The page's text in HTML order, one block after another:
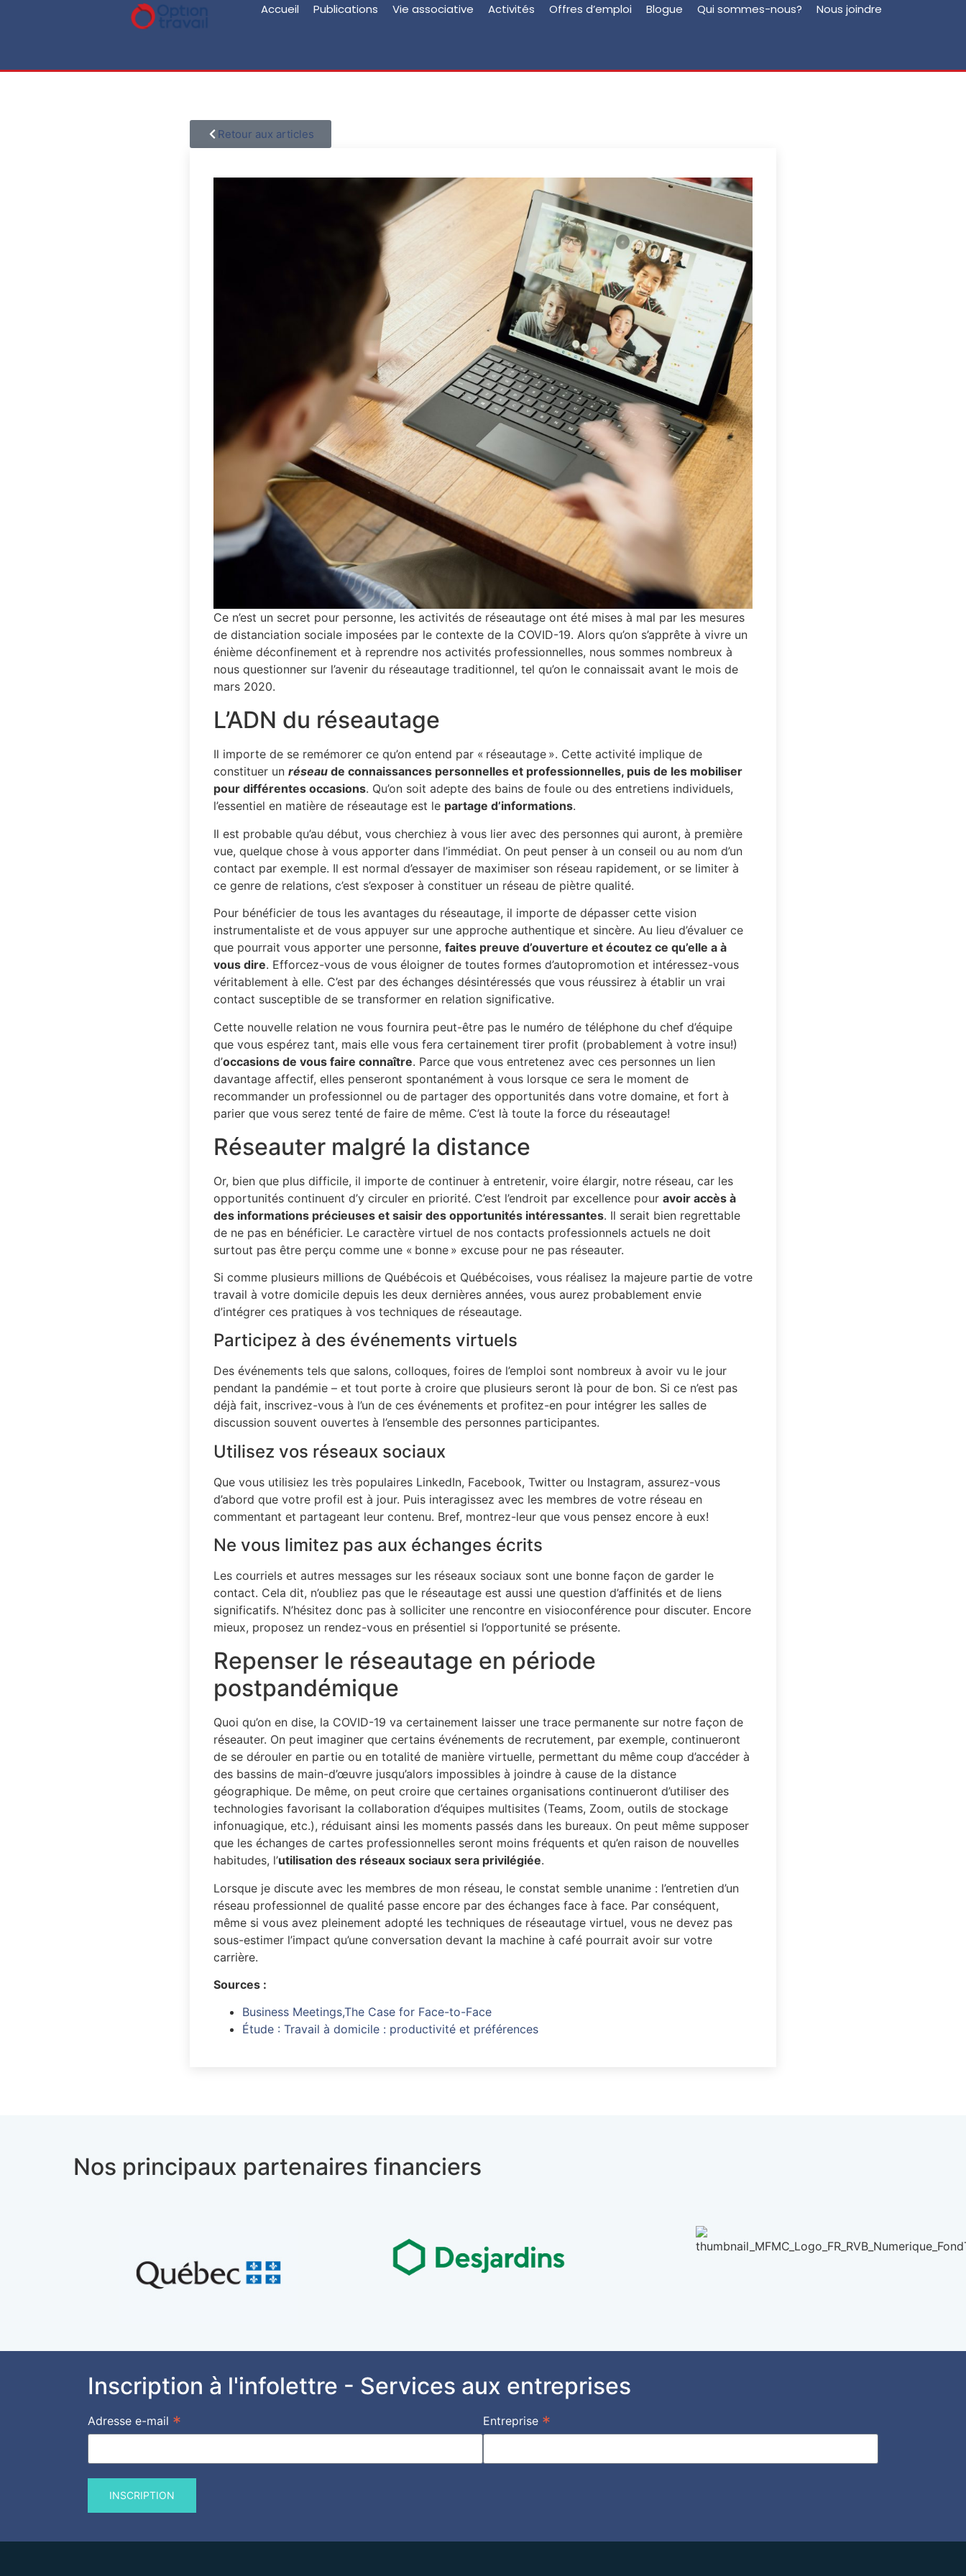
Accueil Publications Vie associative Activités Offres d’emploi Blogue Qui sommes-nous? Nous joindre
Retour aux articles
Ce n’est un secret pour personne, les activités de réseautage ont été mises à mal par les mesures
de distanciation sociale imposées par le contexte de la COVID-19. Alors qu’on s’apprête à vivre un
énième déconfinement et à reprendre nos activités professionnelles, nous sommes nombreux à
nous questionner sur l’avenir du réseautage traditionnel, tel qu’on le connaissait avant le mois de
mars 2020.
L’ADN du réseautage
Il importe de se remémorer ce qu’on entend par « réseautage ». Cette activité implique de
constituer un réseaude connaissances personnelles et professionnelles, puis de les mobiliser
pour différentes occasions. Qu’on soit adepte des bains de foule ou des entretiens individuels,
l’essentiel en matière de réseautage est le partage d’informations.
Il est probable qu’au début, vous cherchiez à vous lier avec des personnes qui auront, à première
vue, quelque chose à vous apporter dans l’immédiat. On peut penser à un conseil ou au nom d’un
contact par exemple. Il est normal d’essayer de maximiser son réseau rapidement, or se limiter à
ce genre de relations, c’est s’exposer à constituer un réseau de piètre qualité.
Pour bénéficier de tous les avantages du réseautage, il importe de dépasser cette vision
instrumentaliste et de vous appuyer sur une approche authentique et sincère. Au lieu d’évaluer ce
que pourrait vous apporter une personne, faites preuve d’ouverture et écoutez ce qu’elle a à
vous dire. Efforcez-vous de vous éloigner de toutes formes d’autopromotion et intéressez-vous
véritablement à elle. C’est par des échanges désintéressés que vous réussirez à établir un vrai
contact susceptible de se transformer en relation significative.
Cette nouvelle relation ne vous fournira peut-être pas le numéro de téléphone du chef d’équipe
que vous espérez tant, mais elle vous fera certainement tirer profit (probablement à votre insu!)
d’occasions de vous faire connaître. Parce que vous entretenez avec ces personnes un lien
davantage affectif, elles penseront spontanément à vous lorsque ce sera le moment de
recommander un professionnel ou de partager des opportunités dans votre domaine, et fort à
parier que vous serez tenté de faire de même. C’est là toute la force du réseautage!
Réseauter malgré la distance
Or, bien que plus difficile, il importe de continuer à entretenir, voire élargir, notre réseau, car les
opportunités continuent d’y circuler en priorité. C’est l’endroit par excellence pour avoir accès à
des informations précieuses et saisir des opportunités intéressantes. Il serait bien regrettable
de ne pas en bénéficier. Le caractère virtuel de nos contacts professionnels actuels ne doit
surtout pas être perçu comme une « bonne » excuse pour ne pas réseauter.
Si comme plusieurs millions de Québécois et Québécoises, vous réalisez la majeure partie de votre
travail à votre domicile depuis les deux dernières années, vous aurez probablement envie
d’intégrer ces pratiques à vos techniques de réseautage.
Participez à des événements virtuels
Des événements tels que salons, colloques, foires de l’emploi sont nombreux à avoir vu le jour
pendant la pandémie – et tout porte à croire que plusieurs seront là pour de bon. Si ce n’est pas
déjà fait, inscrivez-vous à l’un de ces événements et profitez-en pour intégrer les salles de
discussion souvent ouvertes à l’ensemble des personnes participantes.
Utilisez vos réseaux sociaux
Que vous utilisiez les très populaires LinkedIn, Facebook, Twitter ou Instagram, assurez-vous
d’abord que votre profil est à jour. Puis interagissez avec les membres de votre réseau en
commentant et partageant leur contenu. Bref, montrez-leur que vous pensez encore à eux!
Ne vous limitez pas aux échanges écrits
Les courriels et autres messages sur les réseaux sociaux sont une bonne façon de garder le
contact. Cela dit, n’oubliez pas que le réseautage est aussi une question d’affinités et de liens
significatifs. N’hésitez donc pas à solliciter une rencontre en visioconférence pour discuter. Encore
mieux, proposez un rendez-vous en présentiel si l’opportunité se présente.
Repenser le réseautage en période
postpandémique
Quoi qu’on en dise, la COVID-19 va certainement laisser une trace permanente sur notre façon de
réseauter. On peut imaginer que certains événements de recrutement, par exemple, continueront
de se dérouler en partie ou en totalité de manière virtuelle, permettant du même coup d’accéder à
des bassins de main-d’œuvre jusqu’alors impossibles à joindre à cause de la distance
géographique. De même, on peut croire que certaines organisations continueront d’utiliser des
technologies favorisant la collaboration d’équipes multisites (Teams, Zoom, outils de stockage
infonuagique, etc.), réduisant ainsi les moments passés dans les bureaux. On peut même supposer
que les échanges de cartes professionnelles seront moins fréquents et qu’en raison de nouvelles
habitudes, l’utilisation des réseaux sociaux sera privilégiée.
Lorsque je discute avec les membres de mon réseau, le constat semble unanime : l’entretien d’un
réseau professionnel de qualité passe encore par des échanges face à face. Par conséquent,
même si vous avez pleinement adopté les techniques de réseautage virtuel, vous ne devez pas
sous-estimer l’impact qu’une conversation devant la machine à café pourrait avoir sur votre
carrière.
Sources :
Business Meetings,The Case for Face-to-Face
Étude : Travail à domicile : productivité et préférences
Nos principaux partenaires financiers
Inscription à l'infolettre - Services aux entreprises
Adresse e-mail * Entreprise *